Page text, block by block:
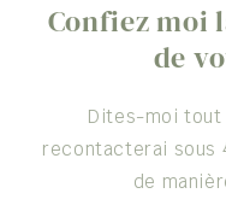
Confiez moi
de
Dites-moi tout
recontacterai sous
de